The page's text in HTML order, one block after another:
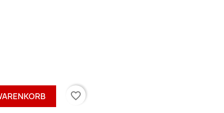
favorite_border